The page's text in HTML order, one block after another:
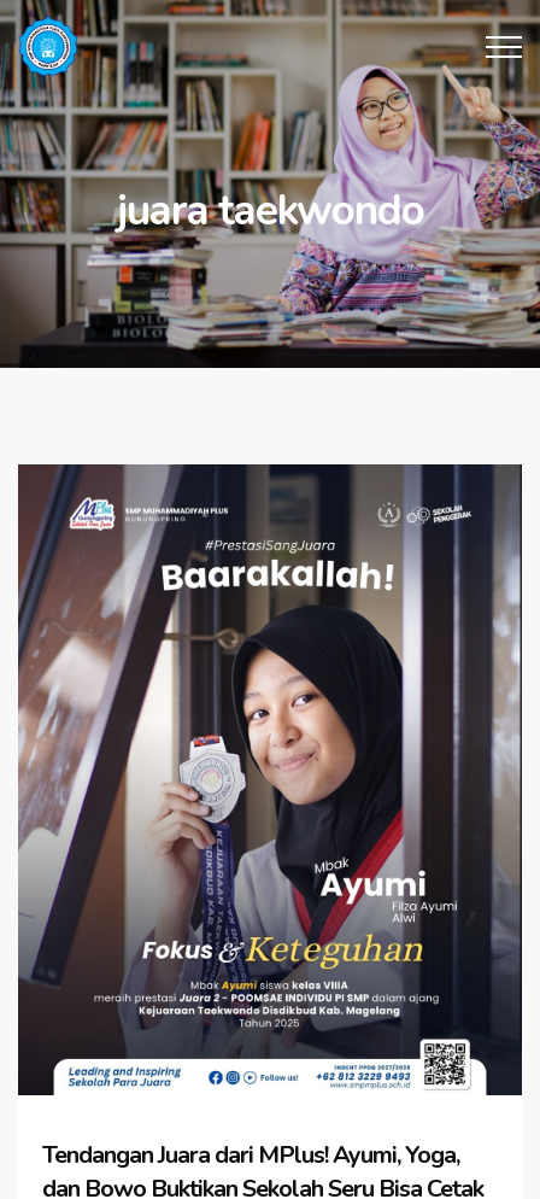
juara taekwondo
Tendangan Juara dari MPlus! Ayumi, Yoga,
dan Bowo Buktikan Sekolah Seru Bisa Cetak